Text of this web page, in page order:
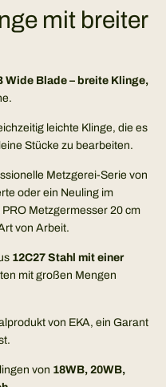
mit breiter
Wide Blade – breite Klinge,
leichte Klinge, die es
Stücke zu bearbeiten.
Metzgerei-Serie von
oder ein Neuling im
Metzgermesser 20 cm
von Arbeit.
12C27 Stahl mit einer
mit großen Mengen
von EKA, ein Garant
von 18WB, 20WB,